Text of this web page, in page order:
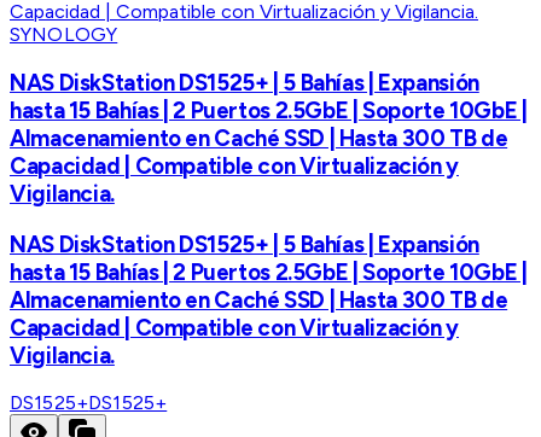
SYNOLOGY
NAS DiskStation DS1525+ | 5 Bahías | Expansión
hasta 15 Bahías | 2 Puertos 2.5GbE | Soporte 10GbE |
Almacenamiento en Caché SSD | Hasta 300 TB de
Capacidad | Compatible con Virtualización y
Vigilancia.
NAS DiskStation DS1525+ | 5 Bahías | Expansión
hasta 15 Bahías | 2 Puertos 2.5GbE | Soporte 10GbE |
Almacenamiento en Caché SSD | Hasta 300 TB de
Capacidad | Compatible con Virtualización y
Vigilancia.
DS1525+DS1525+